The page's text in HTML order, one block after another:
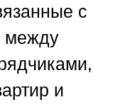
с
между
и